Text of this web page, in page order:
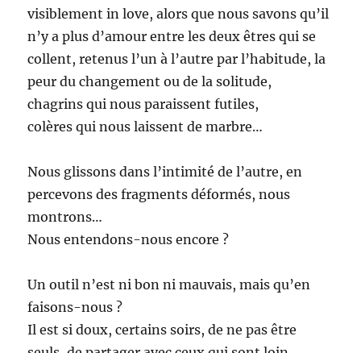
visiblement in love, alors que nous savons qu’il
n’y a plus d’amour entre les deux êtres qui se
collent, retenus l’un à l’autre par l’habitude, la
peur du changement ou de la solitude,
chagrins qui nous paraissent futiles,
colères qui nous laissent de marbre…
Nous glissons dans l’intimité de l’autre, en
percevons des fragments déformés, nous
montrons…
Nous entendons-nous encore ?
Un outil n’est ni bon ni mauvais, mais qu’en
faisons-nous ?
Il est si doux, certains soirs, de ne pas être